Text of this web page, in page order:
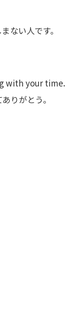
ない人です。
with your time.
りがとう。